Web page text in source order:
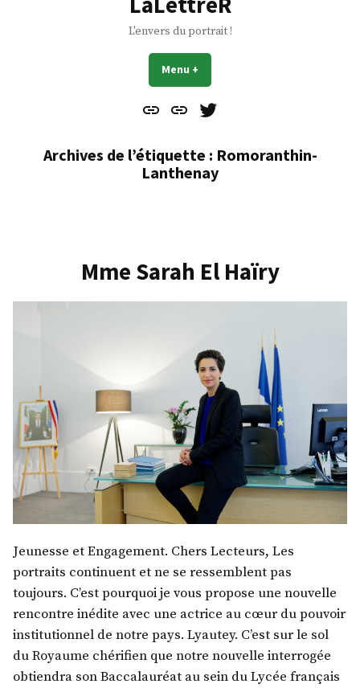
L'envers du portrait !
Menu +
Contact
À
Mes
Archives de l’étiquette : Romoranthin-
Lanthenay
Mme Sarah El Haïry
Jeunesse et Engagement. Chers Lecteurs, Les
portraits continuent et ne se ressemblent pas
toujours. C’est pourquoi je vous propose une nouvelle
rencontre inédite avec une actrice au cœur du pouvoir
institutionnel de notre pays. Lyautey. C’est sur le sol
du Royaume chérifien que notre nouvelle interrogée
obtiendra son Baccalauréat au sein du Lycée français